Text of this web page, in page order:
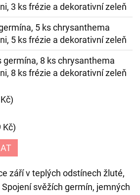
3 ks frézie a dekorativní zeleň
5 ks chrysanthema
5 ks frézie a dekorativní zeleň
germína, 8 ks chrysanthema
8 ks frézie a dekorativní zeleň
Kč)
září v teplých odstínech žluté,
svěžích germín, jemných